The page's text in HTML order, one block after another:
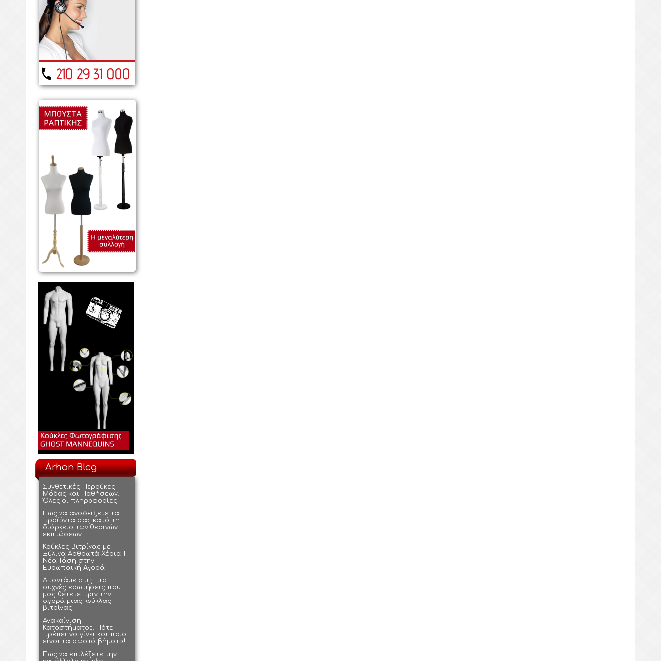
Arhon Blog
Συνθετικές Περούκες
Μόδας και Παθήσεων.
Όλες οι πληροφορίες!
Πώς να αναδείξετε τα
προϊόντα σας κατά τη
διάρκεια των θερινών
εκπτώσεων
Κούκλες Βιτρίνας με
Ξύλινα Αρθρωτά Χέρια: Η
Νέα Τάση στην
Ευρωπαϊκή Αγορά
Απαντάμε στις πιο
συχνές ερωτήσεις που
μας θέτετε πριν την
αγορά μιας κούκλας
βιτρίνας
Ανακαίνιση
Καταστήματος. Πότε
πρέπει να γίνει και ποια
είναι τα σωστά βήματα!
Πως να επιλέξετε την